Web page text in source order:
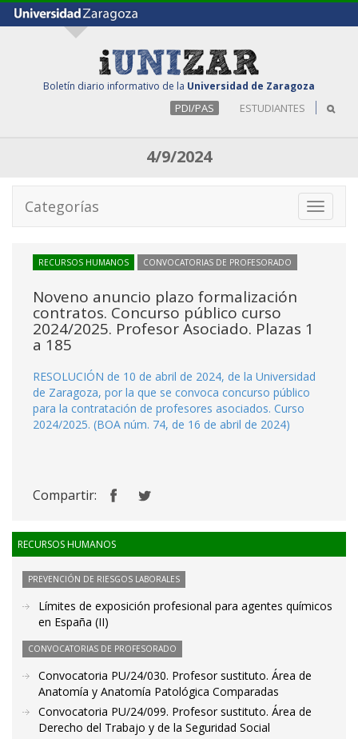
Boletín diario informativo de la Universidad de Zaragoza
PDI/PAS ESTUDIANTES
4/9/2024
Toggle
Categorías
RECURSOS HUMANOS CONVOCATORIAS DE PROFESORADO
Noveno anuncio plazo formalización
contratos. Concurso público curso
2024/2025. Profesor Asociado. Plazas 1
a 185
RESOLUCIÓN de 10 de abril de 2024, de la Universidad
de Zaragoza, por la que se convoca concurso público
para la contratación de profesores asociados. Curso
2024/2025. (BOA núm. 74, de 16 de abril de 2024)
Compartir:
RECURSOS HUMANOS
PREVENCIÓN DE RIESGOS LABORALES
Límites de exposición profesional para agentes químicos
en España (II)
CONVOCATORIAS DE PROFESORADO
Convocatoria PU/24/030. Profesor sustituto. Área de
Anatomía y Anatomía Patológica Comparadas
Convocatoria PU/24/099. Profesor sustituto. Área de
Derecho del Trabajo y de la Seguridad Social